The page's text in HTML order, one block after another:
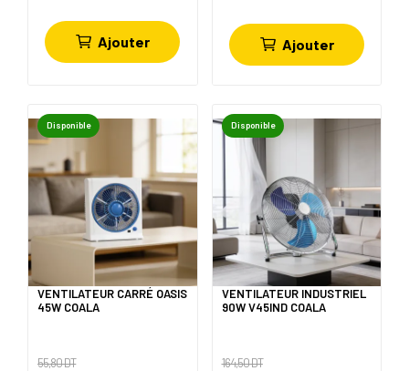
Ajouter Ajouter
Disponible
VENTILATEUR CARRÉ OASIS
45W COALA
55,80 DT
Disponible
VENTILATEUR INDUSTRIEL
90W V45IND COALA
164,50 DT